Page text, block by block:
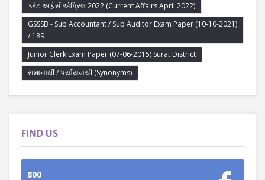
કરંટ અફેર્સ એપ્રિલ 2022 (Current Affairs April 2022)
GSSSB - Sub Accountant / Sub Auditor Exam Paper (10-10-2021)
/ 189
Junior Clerk Exam Paper (07-06-2015) Surat District
સમાનાર્થી / પર્યાયવાચી (Synonyms)
FIND US
800